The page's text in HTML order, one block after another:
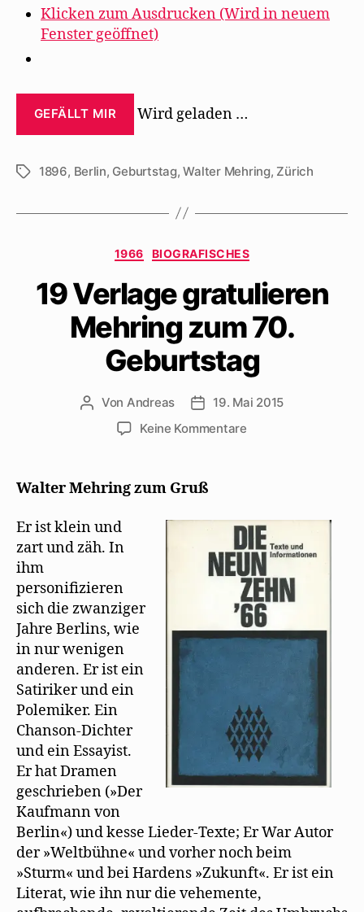
Klicken zum Ausdrucken (Wird in neuem
Fenster geöffnet)
GEFÄLLT MIR Wird geladen …
Schlagwörter
1896, Berlin, Geburtstag,Walter Mehring, Zürich
Kategorien
1966 BIOGRAFISCHES
19 Verlage gratulieren
Mehring zum 70.
Geburtstag
Beitragsautor
Von Andreas Beitragsdatum
19. Mai 2015
Keine Kommentarezu
zum
70.
Geburtstag
Walter Mehring zum Gruß
Er ist klein und
zart und zäh. In
ihm
personiﬁzieren
sich die zwanziger
Jahre Berlins, wie
in nur wenigen
anderen. Er ist ein
Satiriker und ein
Polemiker. Ein
Chanson-Dichter
und ein Essayist.
Er hat Dramen
geschrieben (»Der
Kaufmann von
Berlin«) und kesse Lieder-Texte; Er War Autor
der »Weltbühne« und vorher noch beim
»Sturm« und bei Hardens »Zukunft«. Er ist ein
Literat, wie ihn nur die vehemente,